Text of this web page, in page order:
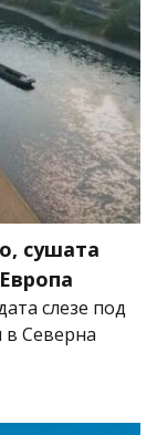
сушата
слезе под
в Северна